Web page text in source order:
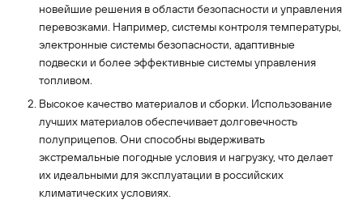
новейшие решения в области безопасности и управления
перевозками. Например, системы контроля температуры,
электронные системы безопасности, адаптивные
подвески и более эффективные системы управления
топливом.
Высокое качество материалов и сборки. Использование
лучших материалов обеспечивает долговечность
полуприцепов. Они способны выдерживать
экстремальные погодные условия и нагрузку, что делает
их идеальными для эксплуатации в российских
климатических условиях.